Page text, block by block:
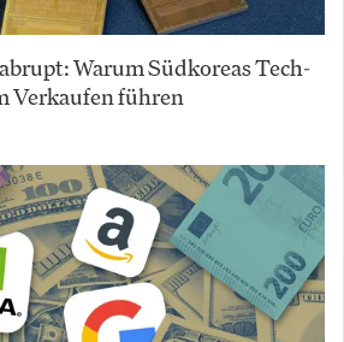
Warum Südkoreas Tech-
Verkaufen führen